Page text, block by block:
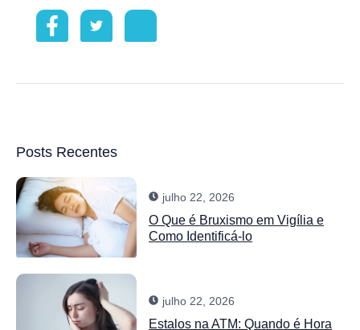
Posts Recentes
julho 22, 2026
O Que é Bruxismo em Vigília e
Como Identificá-lo
julho 22, 2026
Estalos na ATM: Quando é Hora